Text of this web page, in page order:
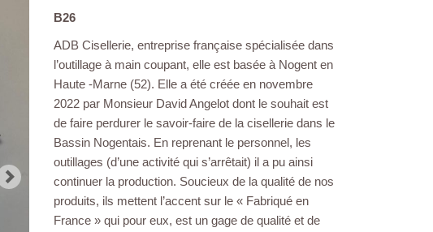
B26
ADB Cisellerie, entreprise française spécialisée dans
l’outillage à main coupant, elle est basée à Nogent en
Haute -Marne (52). Elle a été créée en novembre
2022 par Monsieur David Angelot dont le souhait est
de faire perdurer le savoir-faire de la cisellerie dans le
Bassin Nogentais. En reprenant le personnel, les
outillages (d’une activité qui s’arrêtait) il a pu ainsi
continuer la production. Soucieux de la qualité de nos
produits, ils mettent l’accent sur le « Fabriqué en
France » qui pour eux, est un gage de qualité et de